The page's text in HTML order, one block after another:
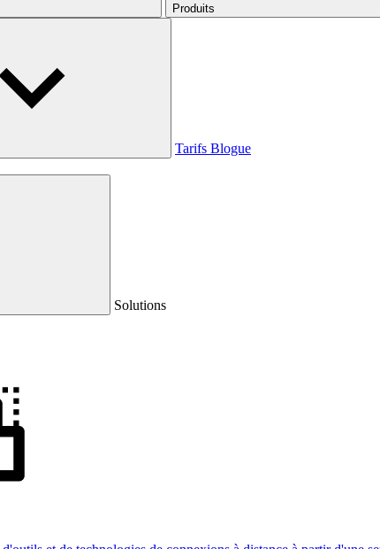
Produits
Tarifs Blogue
Solutions